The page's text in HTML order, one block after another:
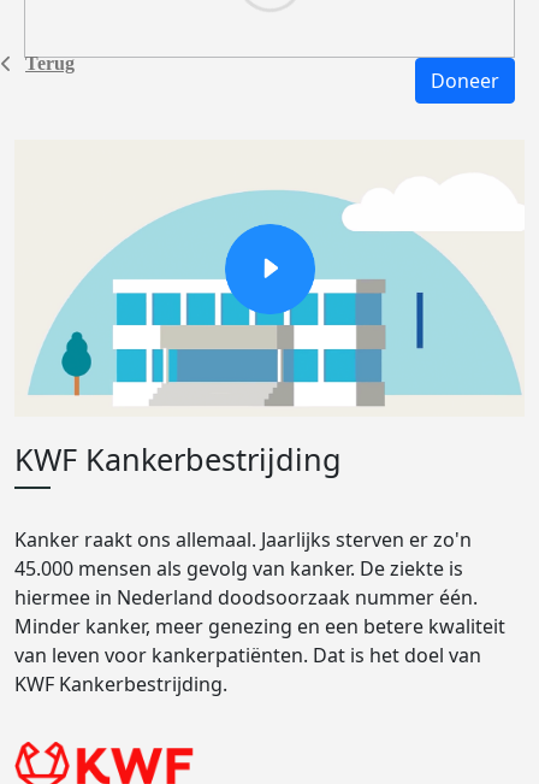
Terug
Doneer
KWF Kankerbestrijding
Kanker raakt ons allemaal. Jaarlijks sterven er zo'n
45.000 mensen als gevolg van kanker. De ziekte is
hiermee in Nederland doodsoorzaak nummer één.
Minder kanker, meer genezing en een betere kwaliteit
van leven voor kankerpatiënten. Dat is het doel van
KWF Kankerbestrijding.